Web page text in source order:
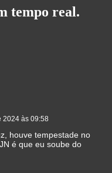
tempo real.
2024 às 09:58
houve tempestade no
é que eu soube do